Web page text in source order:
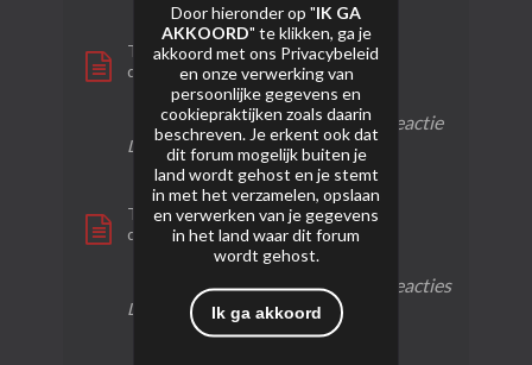
Terminator
door
bruijntjeluc
0 reacties13 weergaven 1 reactie
Laatste bericht 06-02-2024, 00:00
Tomahawk
door
bruijntjeluc
0 reacties25 weergaven 0 reacties
Laatste bericht03-02-2024, 07:43
Door hieronder op "IK GA
AKKOORD" te klikken, ga je
akkoord met ons Privacybeleid
en onze verwerking van
persoonlijke gegevens en
cookiepraktijken zoals daarin
beschreven. Je erkent ook dat
dit forum mogelijk buiten je
land wordt gehost en je stemt
in met het verzamelen, opslaan
en verwerken van je gegevens
in het land waar dit forum
wordt gehost.
Ik ga akkoord